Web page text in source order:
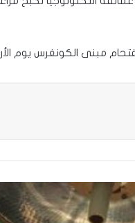
مبنى الكونغرس يوم